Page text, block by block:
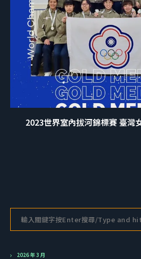
2023世界室內拔河錦標賽 臺灣
2026 年 3 月